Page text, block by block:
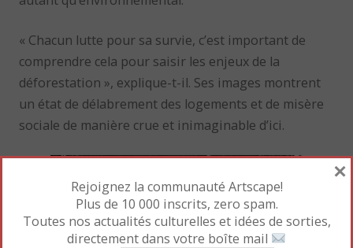
« Chacun lutte pour sa survie, c’est important de
comprendre cela pour saisir les enjeux de la
déforestation », explique-t-il. Ses images montrent
un état de délabrement des logements et de misère
sociale de manière crue et inimaginable d’ici.
Rejoignez la communauté Artscape!
Plus de 10 000 inscrits, zero spam.
Toutes nos actualités culturelles et idées de sorties,
directement dans votre boîte mail
×